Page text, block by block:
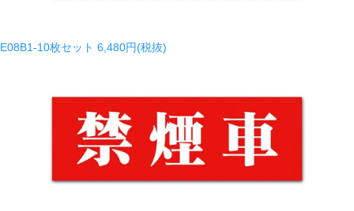
E08B1-10枚セット 6,480円(税抜)